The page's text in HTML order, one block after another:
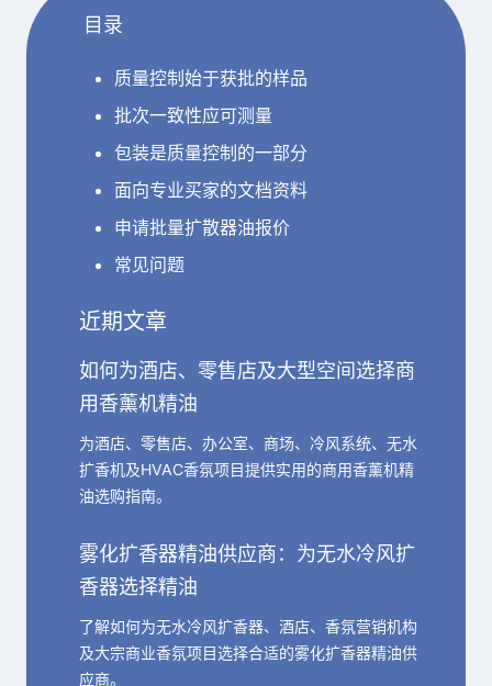
目录
质量控制始于获批的样品
批次一致性应可测量
包装是质量控制的一部分
面向专业买家的文档资料
申请批量扩散器油报价
常见问题
近期文章
如何为酒店、零售店及大型空间选择商
用香薰机精油
为酒店、零售店、办公室、商场、冷风系统、无水
扩香机及HVAC香氛项目提供实用的商用香薰机精
油选购指南。
雾化扩香器精油供应商：为无水冷风扩
香器选择精油
了解如何为无水冷风扩香器、酒店、香氛营销机构
及大宗商业香氛项目选择合适的雾化扩香器精油供
应商。